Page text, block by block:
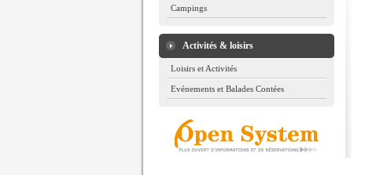
Campings
Activités & loisirs
Loisirs et Activités
Evénements et Balades Contées